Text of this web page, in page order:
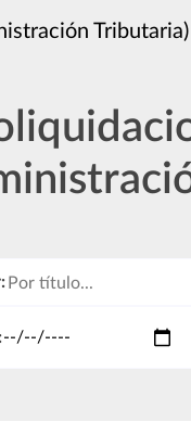
Tributaria)